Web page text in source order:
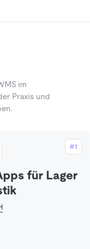
im
Praxis und
#1
für Lager